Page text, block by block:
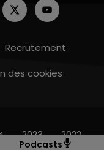
Podcasts
Recrutement
des cookies
2023 2022